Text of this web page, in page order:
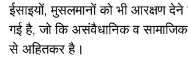
ईसाइयों, मुसलमानों को भी आरक्षण
गई है, जो कि असंवैधानिक व सामाजिक
से अहितकर है।